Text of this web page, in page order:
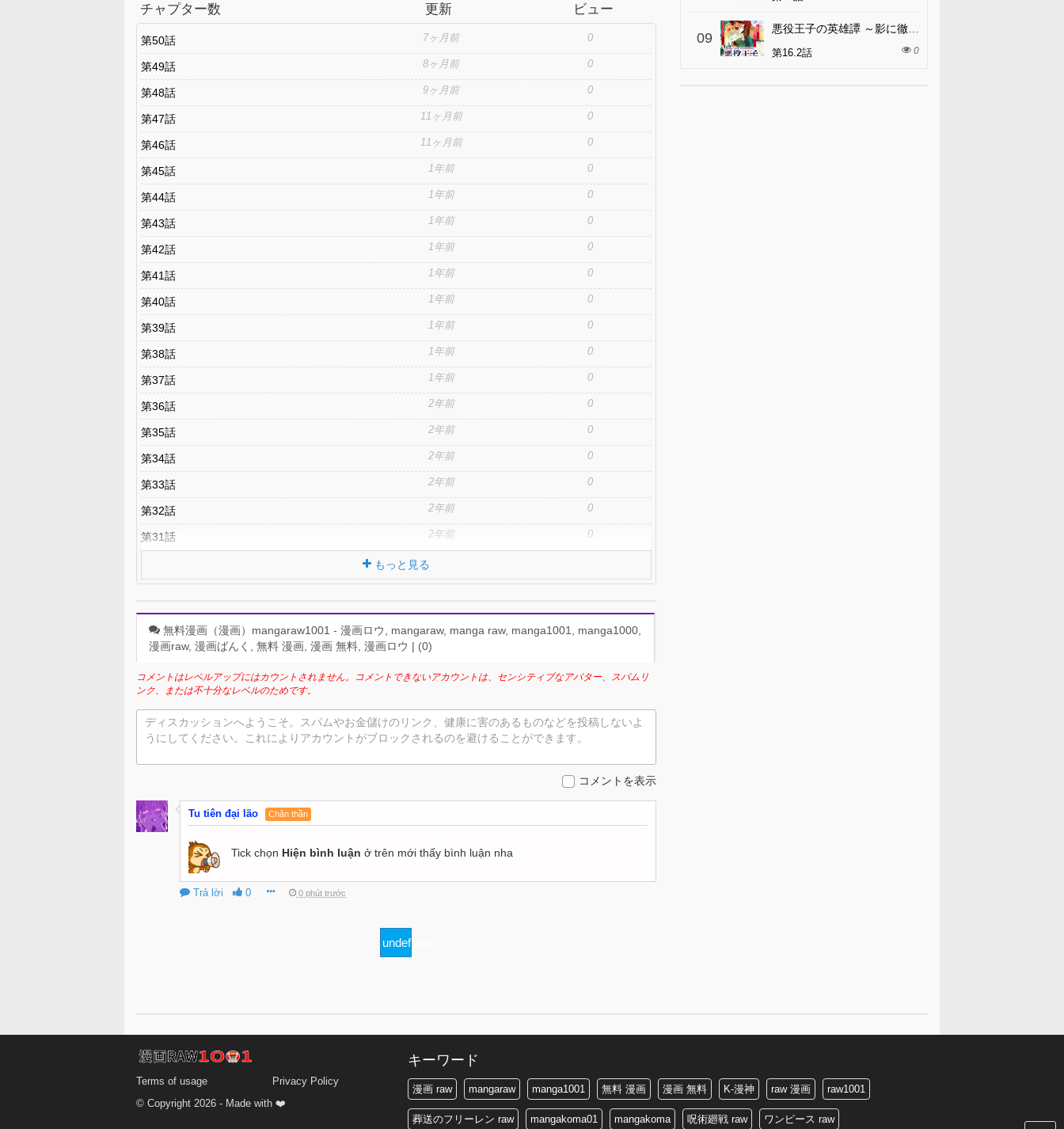
チャプター数 更新 ビュー
第50話 7ヶ月前 0
第49話 8ヶ月前 0
第48話 9ヶ月前 0
第47話 11ヶ月前 0
第46話 11ヶ月前 0
第45話 1年前 0
第44話 1年前 0
第43話 1年前 0
第42話 1年前 0
第41話 1年前 0
第40話 1年前 0
第39話 1年前 0
第38話 1年前 0
第37話 1年前 0
第36話 2年前 0
第35話 2年前 0
第34話 2年前 0
第33話 2年前 0
第32話 2年前 0
第31話 2年前 0
もっと見る
無料漫画（漫画）mangaraw1001 - 漫画ロウ, mangaraw, manga raw, manga1001, manga1000,
漫画raw, 漫画ばんく, 無料 漫画, 漫画 無料, 漫画ロウ | (0)
コメントはレベルアップにはカウントされません。コメントできないアカウントは、センシティブなアバター、スパムリ
ンク、または不十分なレベルのためです。
ディスカッションへようこそ。スパムやお金儲けのリンク、健康に害のあるものなどを投稿しないよ
うにしてください。これによりアカウントがブロックされるのを避けることができます。
コメントを表示
Tu tiên đại lão Chân thần
Tick chọn Hiện bình luận ở trên mới thấy bình luận nha
Trả lời 0 0 phút trước
undefined
09
悪役王子の英雄譚 ～影に徹してきた第三王子、婚約破棄された公爵令嬢を引き取ったので本気を出してみた～
第16.2話 0
Terms of usage
Privacy Policy
© Copyright 2026 - Made with ❤️
キーワード
漫画 raw mangaraw manga1001 無料 漫画 漫画 無料 K-漫神 raw 漫画 raw1001
葬送のフリーレン raw mangakoma01 mangakoma 呪術廻戦 raw ワンピース raw